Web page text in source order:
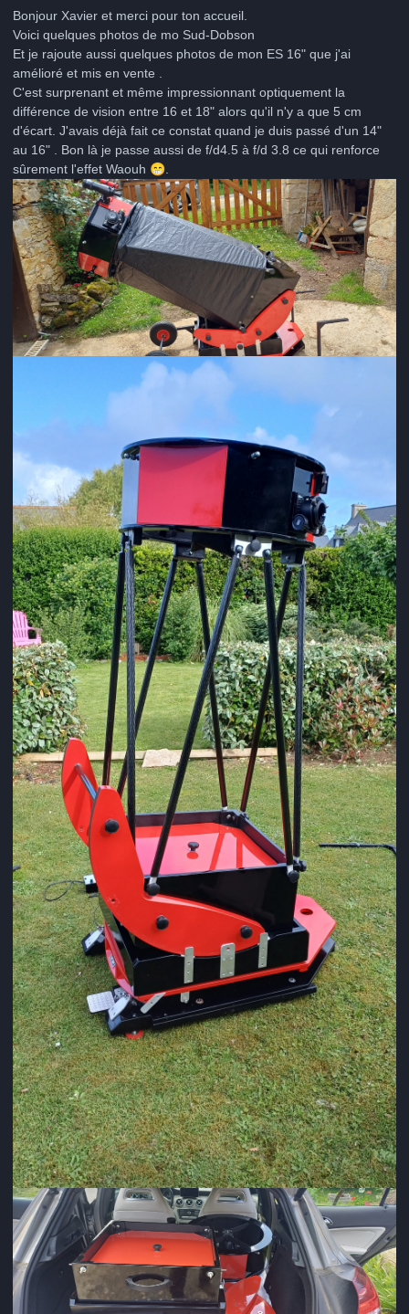
Bonjour Xavier et merci pour ton accueil.
Voici quelques photos de mo Sud-Dobson
Et je rajoute aussi quelques photos de mon ES 16" que j'ai
amélioré et mis en vente .
C'est surprenant et même impressionnant optiquement la
différence de vision entre 16 et 18" alors qu'il n'y a que 5 cm
d'écart. J'avais déjà fait ce constat quand je duis passé d'un 14"
au 16" . Bon là je passe aussi de f/d4.5 à f/d 3.8 ce qui renforce
sûrement l'effet Waouh 😁